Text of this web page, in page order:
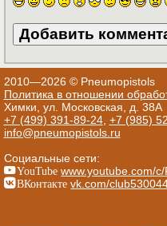
2010—2026 © Pneumopistols
Политика в отношении
Химки, ул. Московская, д. 38А
+7 (499) 391-89-24, +7 (985)
info@pneumopistols.ru
Социальные сети:
YouTube www.youtube.com/
ВКонтакте vk.com/